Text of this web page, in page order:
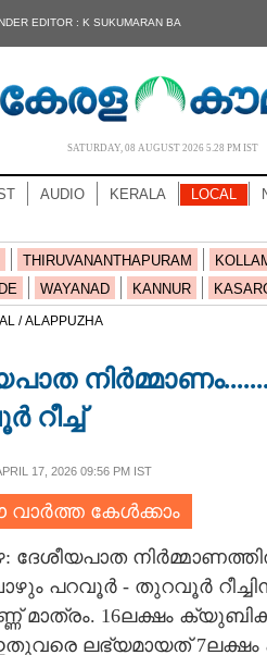
EDITOR : K SUKUMARAN BA
SATURDAY, 08 AUGUST 2026 5.28 PM IST
AUDIO KERALA LOCAL
THIRUVANANTHAPURAM
WAYANAD KANNUR
/ALAPPUZHA
റീച്ച്
17, 2026 09:56 PM IST
കേൾക്കാം
ദേശീയപാത
പറവൂർ - തുറവൂർ
മാത്രം. 16ലക്ഷം
ഇതുവരെ ലഭ്യമായത്